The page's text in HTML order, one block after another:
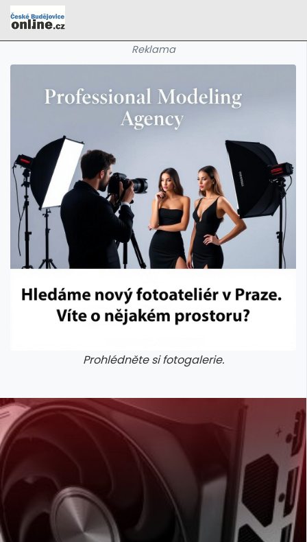
Reklama
Prohlédněte si fotogalerie.